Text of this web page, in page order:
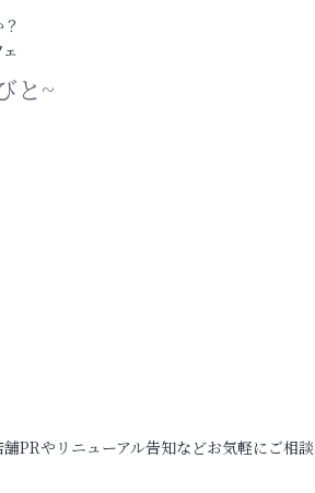
と~
PRやリニューアル告知などお気軽にご相